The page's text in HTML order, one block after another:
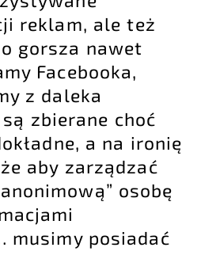
reklam, ale też
gorsza nawet
Facebooka,
z daleka
zbierane choć
a na ironię
aby zarządzać
osobę
musimy posiadać